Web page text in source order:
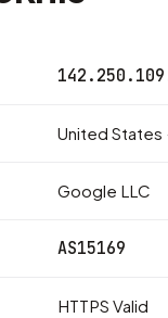
United States
Google LLC
AS15169
HTTPS Valid